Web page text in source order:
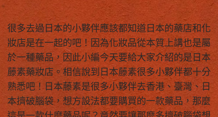
很多去過日本的小夥伴應該都知道日本的藥店和化
妝店是在一起的吧！因為化妝品從本質上講也是屬
於一種藥品，因此小編今天要給大家介紹的是日本
藤素藥妝店 。相信說到日本藤素很多小夥伴都十分
熟悉吧！日本藤素是很多小夥伴去香港、臺灣、日
本擠破腦袋，想方設法都要購買的一款藥品，那麼